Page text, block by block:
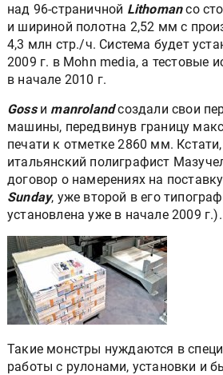
над 96-страничной Lithomanсо
и шириной полотна 2,52 мм с
4,3 млн стр./ч. Система будет
2009 г. в Mohn media, а тестовые
в начале 2010 г.
Gossи manrolandсоздали свои
машины, передвинув границу
печати к отметке 2860 мм.
итальянский полиграфист
договор о намерениях на
Sunday, уже второй в его
установлена уже в начале 2009 г.).
Такие монстры нуждаются в
работы с рулонами, установки и